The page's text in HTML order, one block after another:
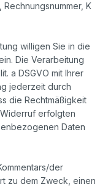
Rechnungsnummer, K
willigen Sie in die
Die Verarbeitung
a DSGVO mit Ihrer
jederzeit durch
die Rechtmäßigkeit
erfolgten
Daten
der
zu dem Zweck, einen